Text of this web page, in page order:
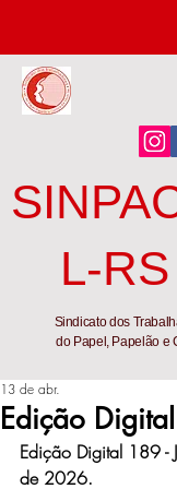
L-RS
Sindicato dos
do Papel, Papelão e
Edição
13 de abr.
Edição Digital 189 -
de 2026.